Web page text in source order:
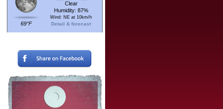
69°F
Clear
Humidity: 87%
Wind: NE at 10km/h
Detail & forecast